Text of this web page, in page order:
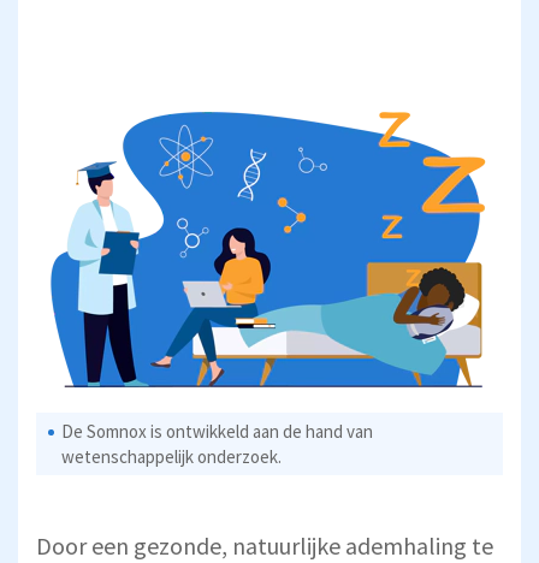
De Somnox is ontwikkeld aan de hand van
wetenschappelijk onderzoek.
Door een gezonde, natuurlijke ademhaling te